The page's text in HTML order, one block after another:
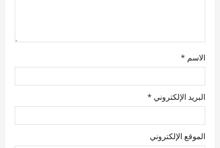
الاسم *
البريد الإلكتروني *
الموقع الإلكتروني